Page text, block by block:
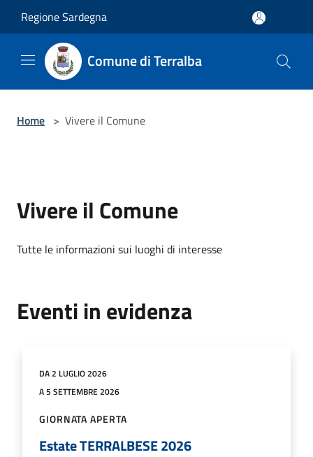
Regione Sardegna
Comune di Terralba
Home > Vivere il Comune
Vivere il Comune
Tutte le informazioni sui luoghi di interesse
Eventi in evidenza
DA 2 LUGLIO 2026
A 5 SETTEMBRE 2026
GIORNATA APERTA
Estate TERRALBESE 2026